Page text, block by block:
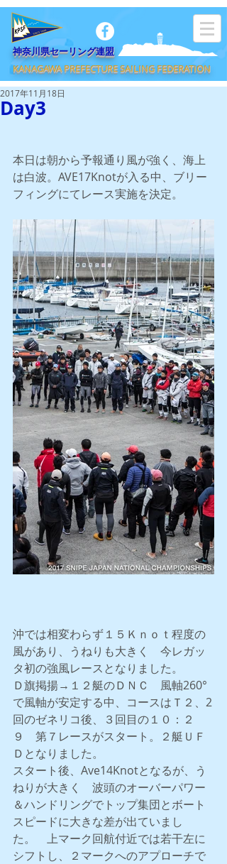
​神奈川県セーリング連盟
KANAGAWA PREFECTURE SAILING FEDERATION
Day3
2017年11月18日
本日は朝から予報通り風が強く、海上
は白波。AVE17Knotが入る中、ブリー
フィングにてレース実施を決定。
沖では相変わらず１５Ｋｎｏｔ程度の
風があり、うねりも大きく　今レガッ
タ初の強風レースとなりました。
Ｄ旗掲揚→１２艇のＤＮＣ　風軸260°
で風軸が安定する中、コースはＴ２、2
回のゼネリコ後、３回目の１０：２
９　第７レースがスタート。２艇ＵＦ
Ｄとなりました。
スタート後、Ave14Knotとなるが、う
ねりが大きく　波頭のオーバーパワー
＆ハンドリングでトップ集団とボート
スピードに大きな差が出ていまし
た。　上マーク回航付近では若干左に
シフトし、２マークへのアプローチで